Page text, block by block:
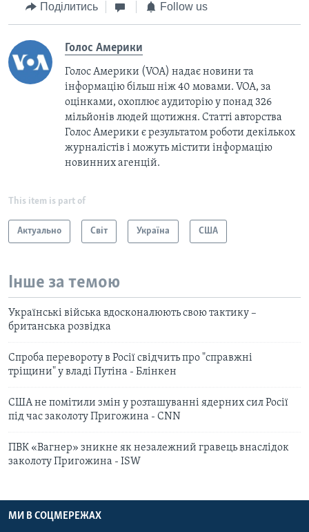
Поділитись Follow us
Голос Америки
Голос Америки (VOA) надає новини та
інформацію більш ніж 40 мовами. VOA, за
оцінками, охоплює аудиторію у понад 326
мільйонів людей щотижня. Статті авторства
Голос Америки є результатом роботи декількох
журналістів і можуть містити інформацію
новинних агенцій.
This item is part of
Актуально Світ Україна США
Інше за темою
Українські війська вдосконалюють свою тактику –
британська розвідка
Спроба перевороту в Росії свідчить про "справжні
тріщини" у владі Путіна - Блінкен
США не помітили змін у розташуванні ядерних сил Росії
під час заколоту Пригожина - CNN
ПВК «Вагнер» зникне як незалежний гравець внаслідок
заколоту Пригожина - ISW
МИ В СОЦМЕРЕЖАХ